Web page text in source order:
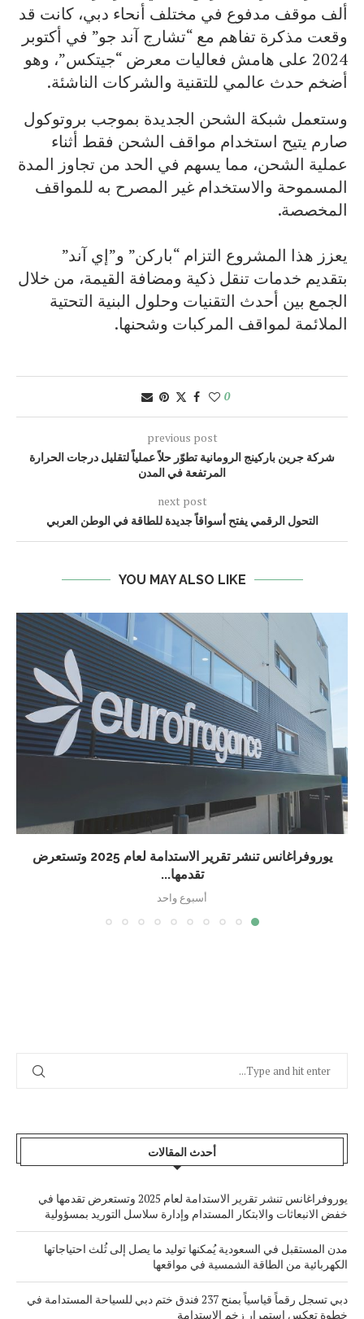
ألف موقف مدفوع في مختلف أنحاء دبي، كانت قد
وقعت مذكرة تفاهم مع “تشارج آند جو” في أكتوبر
2024 على هامش فعاليات معرض “جيتكس”، وهو
أضخم حدث عالمي للتقنية والشركات الناشئة.
وستعمل شبكة الشحن الجديدة بموجب بروتوكول
صارم يتيح استخدام مواقف الشحن فقط أثناء
عملية الشحن، مما يسهم في الحد من تجاوز المدة
المسموحة والاستخدام غير المصرح به للمواقف
المخصصة.
يعزز هذا المشروع التزام “باركن” و”إي آند”
بتقديم خدمات تنقل ذكية ومضافة القيمة، من خلال
الجمع بين أحدث التقنيات وحلول البنية التحتية
الملائمة لمواقف المركبات وشحنها.
0
previous post
شركة جرين باركينج الرومانية تطوّر حلاً عملياً لتقليل درجات الحرارة
المرتفعة في المدن
next post
التحول الرقمي يفتح أسواقاً جديدة للطاقة في الوطن العربي
YOU MAY ALSO LIKE
يوروفراغانس تنشر تقرير الاستدامة لعام 2025 وتستعرض
تقدمها...
أسبوع واحد
أحدث المقالات
يوروفراغانس تنشر تقرير الاستدامة لعام 2025 وتستعرض تقدمها في
خفض الانبعاثات والابتكار المستدام وإدارة سلاسل التوريد بمسؤولية
مدن المستقبل في السعودية يُمكنها توليد ما يصل إلى ثُلث احتياجاتها
الكهربائية من الطاقة الشمسية في مواقعها
دبي تسجل رقماً قياسياً بمنح 237 فندق ختم دبي للسياحة المستدامة في
خطوة تعكس استمرار زخم الاستدامة